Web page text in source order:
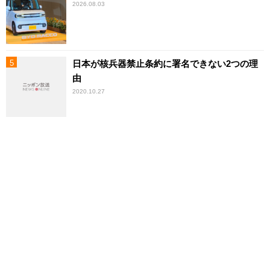
2026.08.03
日本が核兵器禁止条約に署名できない2つの理
由
2020.10.27